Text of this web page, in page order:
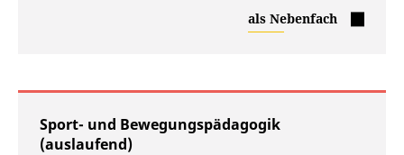
Slawistik
als Nebenfach
Sport- und Bewegungspädagogik
(auslaufend)